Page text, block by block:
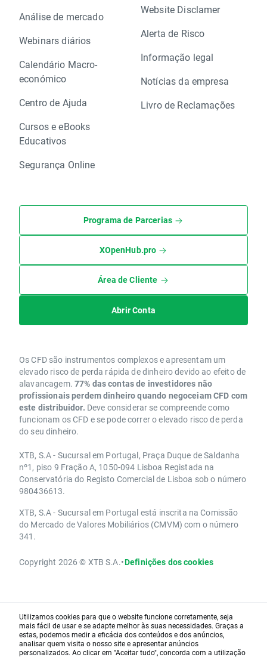
Análise de mercado
Webinars diários
Calendário Macro-
económico
Centro de Ajuda
Cursos e eBooks
Educativos
Segurança Online
Website Disclamer
Alerta de Risco
Informação legal
Notícias da empresa
Livro de Reclamações
Programa de Parcerias
XOpenHub.pro
Área de Cliente
Abrir Conta
Os CFD são instrumentos complexos e apresentam um
elevado risco de perda rápida de dinheiro devido ao efeito de
alavancagem. 77% das contas de investidores não
profissionais perdem dinheiro quando negoceiam CFD com
este distribuidor. Deve considerar se compreende como
funcionam os CFD e se pode correr o elevado risco de perda
do seu dinheiro.
XTB, S.A - Sucursal em Portugal, Praça Duque de Saldanha
nº1, piso 9 Fração A, 1050-094 Lisboa Registada na
Conservatória do Registo Comercial de Lisboa sob o número
980436613.
XTB, S.A - Sucursal em Portugal está inscrita na Comissão
do Mercado de Valores Mobiliários (CMVM) com o número
341.
Copyright 2026 © XTB S.A.•Definições dos cookies
Utilizamos cookies para que o website funcione corretamente, seja
mais fácil de usar e se adapte melhor às suas necessidades. Graças a
estas, podemos medir a eficácia dos conteúdos e dos anúncios,
analisar quem visita o nosso site e apresentar anúncios
personalizados. Ao clicar em "Aceitar tudo", concorda com a utilização